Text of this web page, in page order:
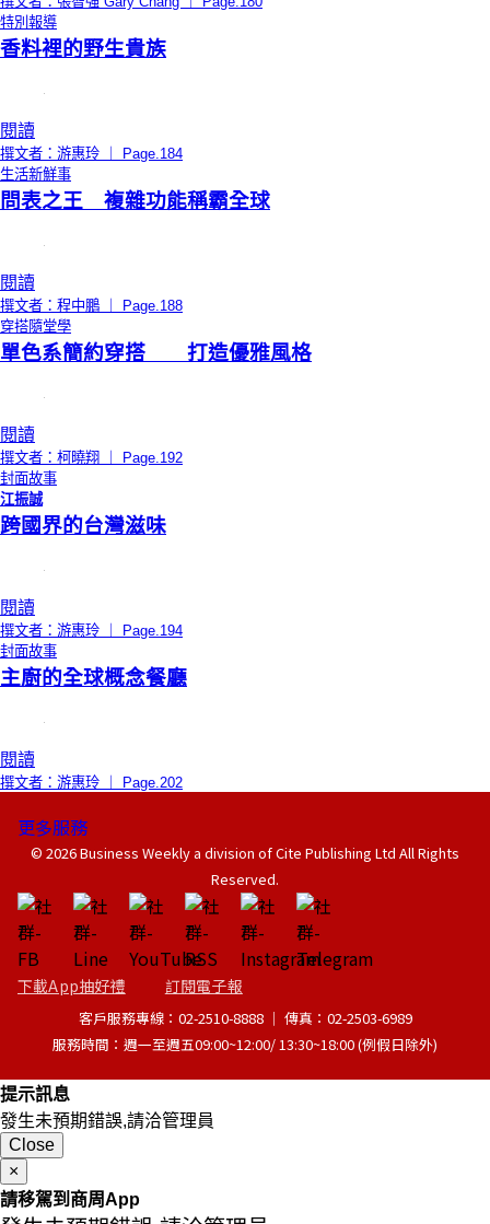
特別報導
香料裡的野生貴族
閱讀
撰文者：游惠玲 ｜ Page.184
生活新鮮事
問表之王 複雜功能稱霸全球
閱讀
撰文者：程中鵬 ｜ Page.188
穿搭隨堂學
單色系簡約穿搭 打造優雅風格
閱讀
撰文者：柯曉翔 ｜ Page.192
封面故事
江振誠
跨國界的台灣滋味
閱讀
撰文者：游惠玲 ｜ Page.194
封面故事
主廚的全球概念餐廳
閱讀
撰文者：游惠玲 ｜ Page.202
更多服務
© 2026 Business Weekly a division of Cite Publishing Ltd All Rights
Reserved.
下載App抽好禮 訂閱電子報
客戶服務專線：02-2510-8888 │ 傳真：02-2503-6989
服務時間：週一至週五09:00~12:00/ 13:30~18:00 (例假日除外)
提示訊息
發生未預期錯誤,請洽管理員
Close
×
請移駕到商周App